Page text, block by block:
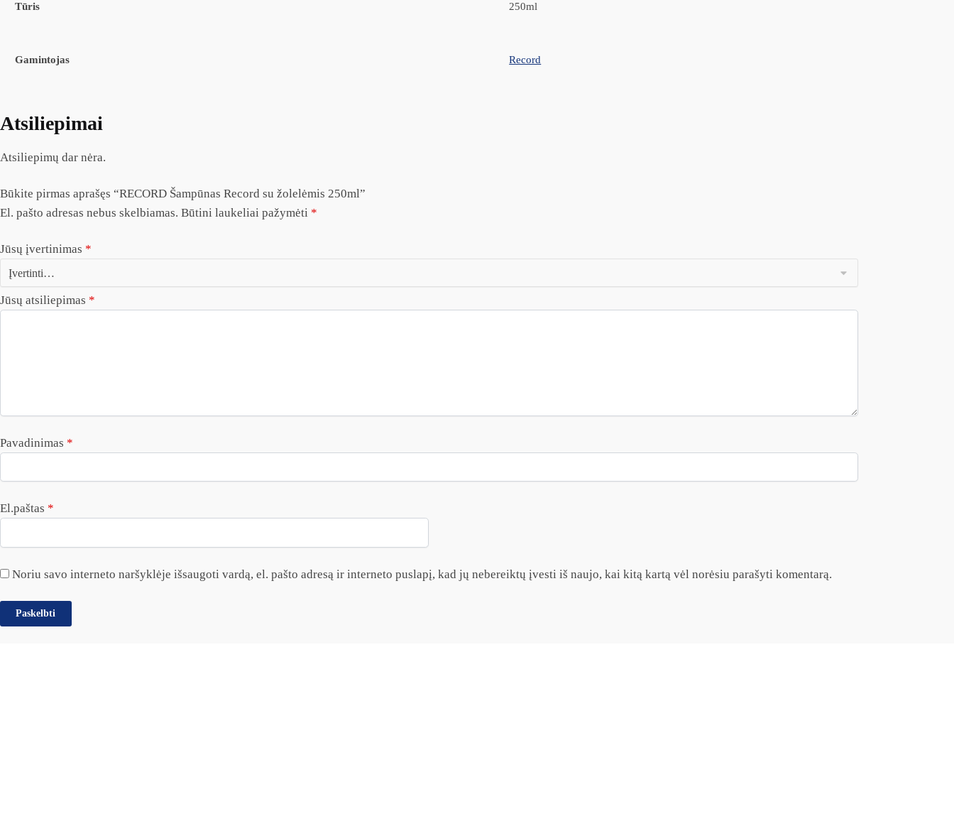
Tūris 250ml
Gamintojas Record
Atsiliepimai
Atsiliepimų dar nėra.
Būkite pirmas aprašęs “RECORD Šampūnas Record su žolelėmis 250ml”
El. pašto adresas nebus skelbiamas. Būtini laukeliai pažymėti *
Jūsų įvertinimas *
Jūsų atsiliepimas *
Pavadinimas *
El.paštas *
Noriu savo interneto naršyklėje išsaugoti vardą, el. pašto adresą ir interneto puslapį, kad jų nebereiktų įvesti iš naujo, kai kitą kartą vėl norėsiu parašyti komentarą.